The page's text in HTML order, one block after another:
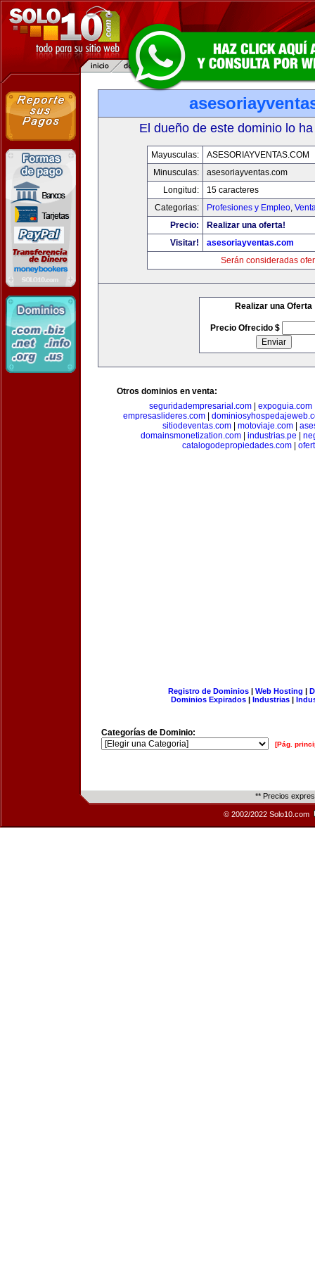
El dueño de este dominio lo
Mayusculas:
ASESORIAYVENTAS.COM
Minusculas:
asesoriayventas.com
Longitud:
15 caracteres
Categorias:
Profesiones y Empleo,
Precio:
Realizar una oferta!
Visitar!
asesoriayventas.com
Serán consideradas
Realizar una Oferta
Precio Ofrecido $
Otros dominios en venta:
seguridadempresarial.com
expoguia.com
empresaslideres.com|
sitiodeventas.com
motoviaje.com
domainsmonetization.com| industrias.pe
catalogodepropiedades.com
Registro de Dominios| Web Hosting |
Dominios Expirados | Industrias |
Categorías de Dominio:
[Pág.
** Precios
© 2002/2022 Solo10.com